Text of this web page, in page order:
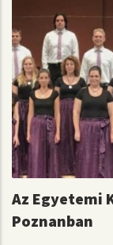
Az Egyetemi
Poznanban